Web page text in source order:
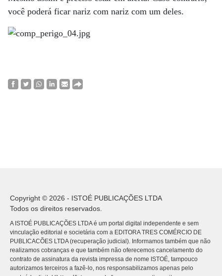
você poderá ficar nariz com nariz com um deles.
Copyright © 2026 - ISTOÉ PUBLICAÇÕES LTDA
Todos os direitos reservados.
A ISTOÉ PUBLICAÇÕES LTDA é um portal digital independente e sem
vinculação editorial e societária com a EDITORA TRES COMÉRCIO DE
PUBLICACÕES LTDA (recuperação judicial). Informamos também que não
realizamos cobranças e que também não oferecemos cancelamento do
contrato de assinatura da revista impressa de nome ISTOÉ, tampouco
autorizamos terceiros a fazê-lo, nos responsabilizamos apenas pelo